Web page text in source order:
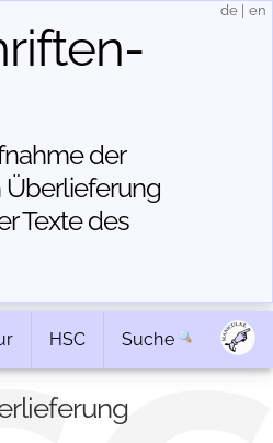
der
Texte des
de en
HSC Suche